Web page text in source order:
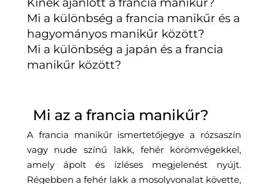
Mi a különbség a francia manikűr és a
hagyományos manikűr között?
Mi a különbség a japán és a francia
manikűr között?
Mi az a francia manikűr?
A francia manikűr ismertetőjegye a rózsaszín
vagy nude színű lakk, fehér körömvégekkel,
amely ápolt és ízléses megjelenést nyújt.
Régebben a fehér lakk a mosolyvonalat követte,